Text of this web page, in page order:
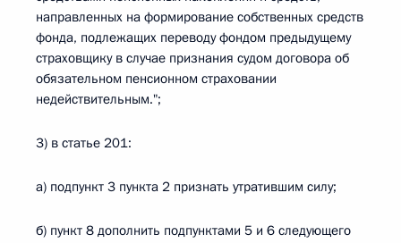
направленных на формирование собственных средств
фонда, подлежащих переводу фондом предыдущему
страховщику в случае признания судом договора об
обязательном пенсионном страховании
недействительным.";
3) в статье 201:
а) подпункт 3 пункта 2 признать утратившим силу;
б) пункт 8 дополнить подпунктами 5 и 6 следующего